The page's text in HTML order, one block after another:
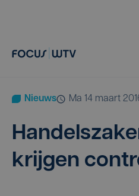
Nieuws ma 14 maart
krij­gen